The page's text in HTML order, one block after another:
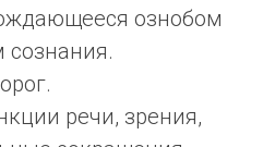
ознобом
речи, зрения,